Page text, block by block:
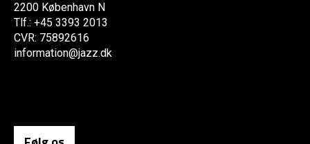
2200 København N
Tlf.: +45 3393 2013
CVR: 75892616
information@jazz.dk